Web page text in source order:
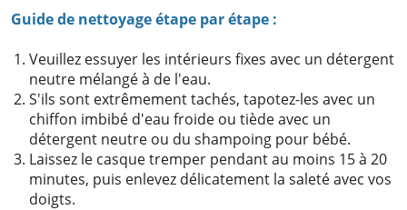
Guide de nettoyage étape par étape :
Veuillez essuyer les intérieurs fixes avec un détergent
neutre mélangé à de l'eau.
S'ils sont extrêmement tachés, tapotez-les avec un
chiffon imbibé d'eau froide ou tiède avec un
détergent neutre ou du shampoing pour bébé.
Laissez le casque tremper pendant au moins 15 à 20
minutes, puis enlevez délicatement la saleté avec vos
doigts.